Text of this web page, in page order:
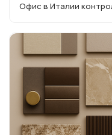
Офис в Италии